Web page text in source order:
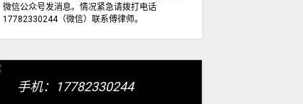
微信公众号发消息。情况紧急请拨打电话
17782330244（微信）联系傅律师。
手机：17782330244